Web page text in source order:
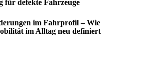
für defekte Fahrzeuge
im Fahrprofil – Wie
im Alltag neu definiert